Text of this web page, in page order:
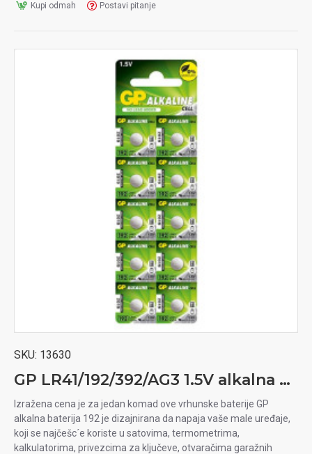
Kupi odmah Postavi pitanje
SKU: 13630
GP LR41/192/392/AG3 1.5V alkalna baterija
Izražena cena je za jedan komad ove vrhunske baterije GP
alkalna baterija 192 je dizajnirana da napaja vaše male uređaje,
koji se najčešc´e koriste u satovima, termometrima,
kalkulatorima, privezcima za ključeve, otvaračima garažnih